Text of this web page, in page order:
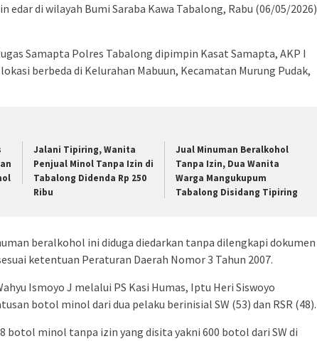
di wilayah Bumi Saraba Kawa Tabalong, Rabu (06/05/2026)
Samapta Polres Tabalong dipimpin Kasat Samapta, AKP I
berbeda di Kelurahan Mabuun, Kecamatan Murung Pudak,
Jalani Tipiring, Wanita
Penjual Minol Tanpa Izin di
Tabalong Didenda Rp 250
Ribu
Jual Minuman Beralkohol
Tanpa Izin, Dua Wanita
Warga Mangukupum
Tabalong Disidang Tipiring
beralkohol ini diduga diedarkan tanpa dilengkapi dokumen
ketentuan Peraturan Daerah Nomor 3 Tahun 2007.
Ismoyo J melalui PS Kasi Humas, Iptu Heri Siswoyo
botol minol dari dua pelaku berinisial SW (53) dan RSR (48).
botol minol tanpa izin yang disita yakni 600 botol dari SW di